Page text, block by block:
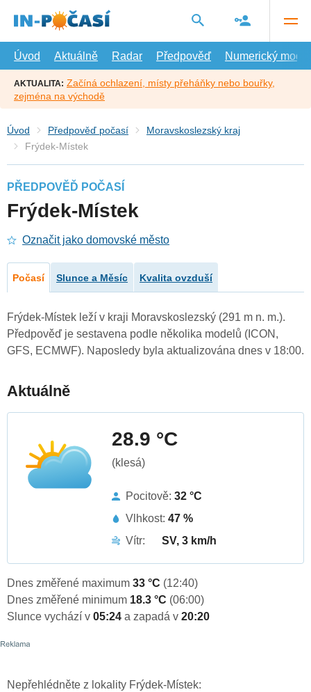
hlavní
Úvod
Aktuálně Radar Předpověď Numerický model
AKTUALITA: Začíná ochlazení, místy přeháňky nebo bouřky,
zejména na východě
Úvod Předpověď počasí
Moravskoslezský kraj
Frýdek-Místek
PŘEDPOVĚĎ POČASÍ
Frýdek-Místek
Označit jako domovské město
Počasí Slunce a Měsíc Kvalita ovzduší
Frýdek-Místek leží v kraji Moravskoslezský (291 m n. m.).
Předpověď je sestavena podle několika modelů (ICON,
GFS, ECMWF). Naposledy byla aktualizována dnes v 18:00.
Aktuálně
28.9 °C
(klesá)
Pocitově: 32 °C
Vlhkost: 47 %
Vítr:
SV, 3 km/h
Dnes změřené maximum 33 °C (12:40)
Dnes změřené minimum 18.3 °C (06:00)
Slunce vychází v 05:24 a zapadá v 20:20
Nepřehlédněte z lokality Frýdek-Místek: